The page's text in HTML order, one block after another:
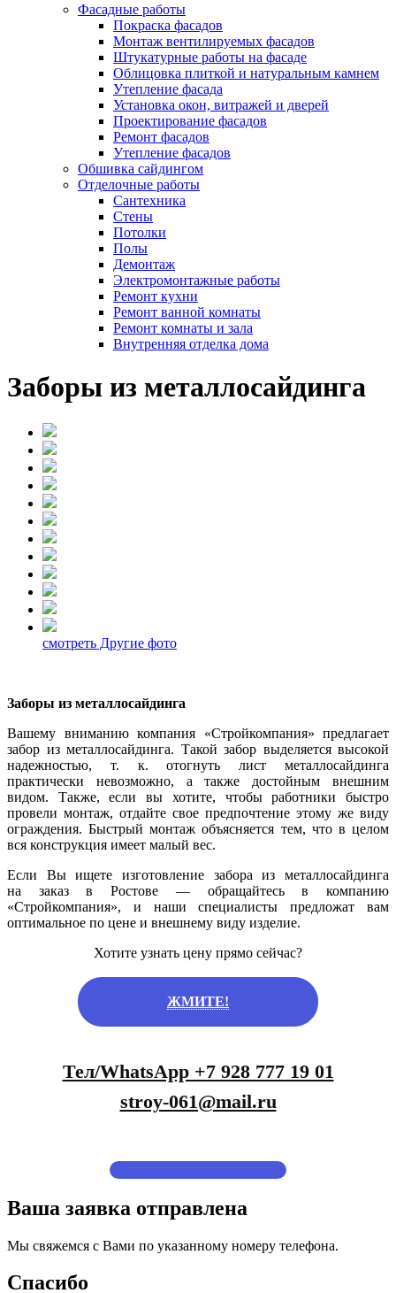
Фасадные работы
Покраска фасадов
Монтаж вентилируемых фасадов
Штукатурные работы на фасаде
Облицовка плиткой и натуральным камнем
Утепление фасада
Установка окон, витражей и дверей
Проектирование фасадов
Ремонт фасадов
Утепление фасадов
Обшивка сайдингом
Отделочные работы
Сантехника
Стены
Потолки
Полы
Демонтаж
Электромонтажные работы
Ремонт кухни
Ремонт ванной комнаты
Ремонт комнаты и зала
Внутренняя отделка дома
Заборы из металлосайдинга
смотреть Другие фото
Заборы из металлосайдинга
Вашему вниманию компания «Стройкомпания» предлагает
забор из металлосайдинга. Такой забор выделяется высокой
надежностью, т. к. отогнуть лист металлосайдинга
практически невозможно, а также достойным внешним
видом. Также, если вы хотите, чтобы работники быстро
провели монтаж, отдайте свое предпочтение этому же виду
ограждения. Быстрый монтаж объясняется тем, что в целом
вся конструкция имеет малый вес.
Если Вы ищете изготовление забора из металлосайдинга
на заказ в Ростове — обращайтесь в компанию
«Стройкомпания», и наши специалисты предложат вам
оптимальное по цене и внешнему виду изделие.
Хотите узнать цену прямо сейчас?
ЖМИТЕ!
Тел/WhatsApp +7 928 777 19 01
stroy-061@mail.ru
Ваша заявка отправлена
Мы свяжемся с Вами по указанному номеру телефона.
Спасибо